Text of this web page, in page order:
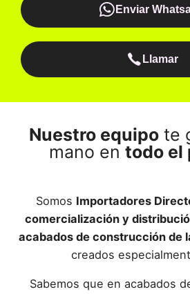
Enviar
Llamar
Nuestro equipo te
mano en todo el
Somos Importadores
comercialización y
acabados de construcción de
creados
Sabemos que en acabados